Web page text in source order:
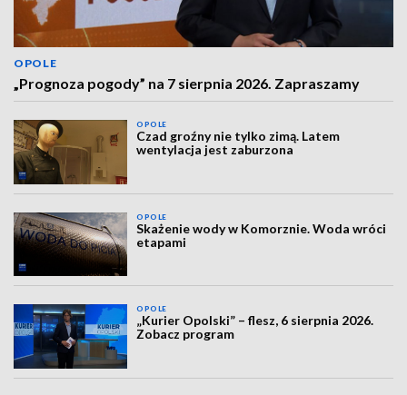
OPOLE
„Prognoza pogody” na 7 sierpnia 2026. Zapraszamy
OPOLE
Czad groźny nie tylko zimą. Latem
wentylacja jest zaburzona
OPOLE
Skażenie wody w Komorznie. Woda wróci
etapami
OPOLE
„Kurier Opolski” – flesz, 6 sierpnia 2026.
Zobacz program